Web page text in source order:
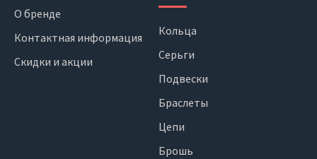
О бренде
Контактная информация
Скидки и акции
Кольца
Серьги
Подвески
Браслеты
Цепи
Брошь